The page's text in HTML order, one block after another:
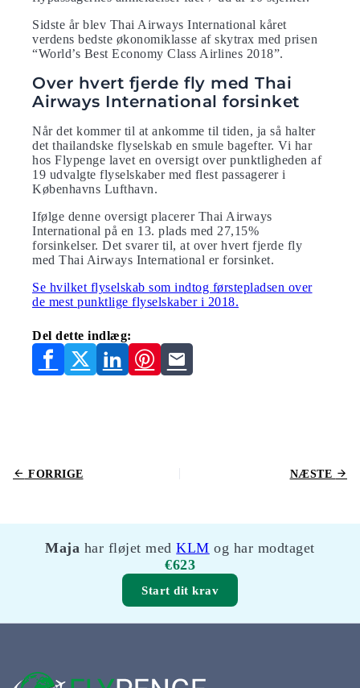
Sidste år blev Thai Airways International kåret
verdens bedste økonomiklasse af skytrax med prisen
“World’s Best Economy Class Airlines 2018”.
Over hvert fjerde fly med Thai
Airways International forsinket
Når det kommer til at ankomme til tiden, ja så halter
det thailandske flyselskab en smule bagefter. Vi har
hos Flypenge lavet en oversigt over punktligheden af
19 udvalgte flyselskaber med flest passagerer i
Københavns Lufthavn.
Ifølge denne oversigt placerer Thai Airways
International på en 13. plads med 27,15%
forsinkelser. Det svarer til, at over hvert fjerde fly
med Thai Airways International er forsinket.
Se hvilket flyselskab som indtog førstepladsen over
de mest punktlige flyselskaber i 2018.
Del dette indlæg:
FORRIGE NÆSTE
Maja har fløjet medKLM og har modtaget
€623
Start dit krav